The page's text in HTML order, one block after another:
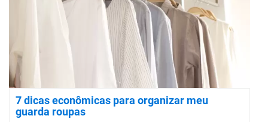
7 dicas econômicas para organizar meu
guarda roupas